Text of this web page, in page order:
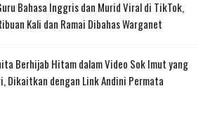
Bahasa Inggris dan Murid Viral di TikTok,
Kali dan Ramai Dibahas Warganet
Berhijab Hitam dalam Video Sok Imut yang
Dikaitkan dengan Link Andini Permata